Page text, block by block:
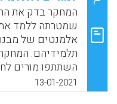
המחקר בדק את
שמטרתה ללמד
אלמנטים של
תלמידיהם.
השתתפו מורים
הראשון מורים
עלייה ביעילות
13-01-2021